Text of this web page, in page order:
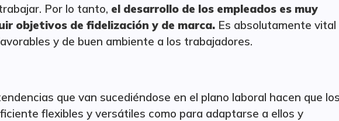
Por lo tanto, el desarrollo de los empleados es muy
objetivos de fidelización y de marca. Es absolutamente vital
y de buen ambiente a los trabajadores.
que van sucediéndose en el plano laboral hacen que
flexibles y versátiles como para adaptarse a ellos y